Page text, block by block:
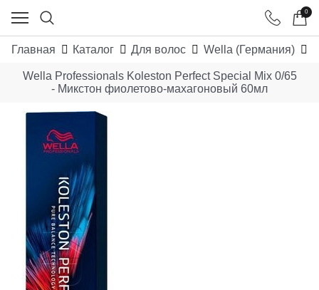
0
Главная Каталог Для волос Wella (Германия)
Wella Professionals Koleston Perfect Special Mix 0/65
- Микстон фиолетово-махагоновый 60мл